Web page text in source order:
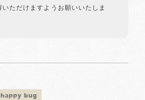
いただけますようお願いいたしま
happy bug